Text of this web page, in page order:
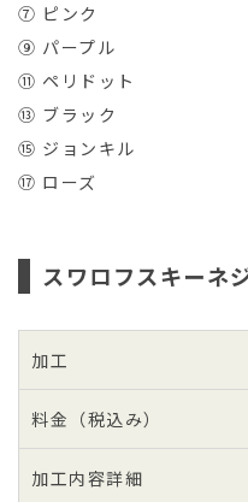
⑦ ピンク
⑨ パープル
⑪ ペリドット
⑬ ブラック
⑮ ジョンキル
⑰ ローズ
スワロフスキーネ
加工
料金（税込み）
加工内容詳細